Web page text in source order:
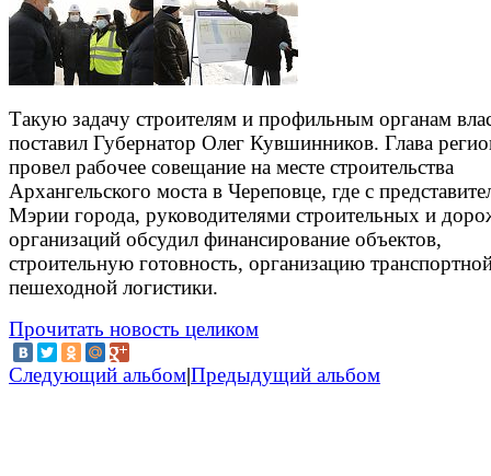
Такую задачу строителям и профильным органам
поставил Губернатор Олег Кувшинников. Глава
провел рабочее совещание на месте строительства
Архангельского моста в Череповце, где с
Мэрии города, руководителями строительных и
организаций обсудил финансирование объектов,
строительную готовность, организацию
пешеходной логистики.
Прочитать новость целиком
Следующий альбом|Предыдущий альбом